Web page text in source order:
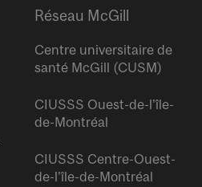
Réseau McGill
Centre universitaire de
santé McGill (CUSM)
CIUSSS Ouest-de-l’île-
de-Montréal
CIUSSS Centre-Ouest-
de-l’île-de-Montréal